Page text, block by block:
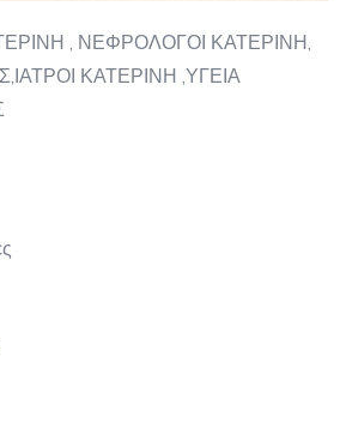
, ΝΕΦΡΟΛΟΓΟΙ ΚΑΤΕΡΙΝΗ,
ΚΑΤΕΡΙΝΗ ,ΥΓΕΙΑ